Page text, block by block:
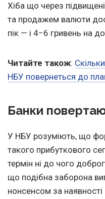
Хіба що через
та продажем валюти
пік — і 4−6 гривень на
Читайте також:
НБУ повернеться до
Банки
У НБУ розуміють, що
такого прибуткового
термін ні до чого
що подібна заборона
нонсенсом за